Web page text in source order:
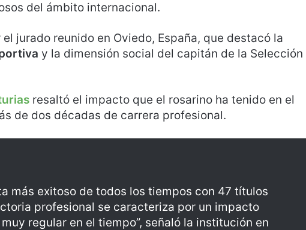
del ámbito internacional.
jurado reunido en Oviedo, España, que destacó la
y la dimensión social del capitán de la Selección
resaltó el impacto que el rosarino ha tenido en el
de dos décadas de carrera profesional.
más exitoso de todos los tiempos con 47 títulos
profesional se caracteriza por un impacto
regular en el tiempo”, señaló la institución en